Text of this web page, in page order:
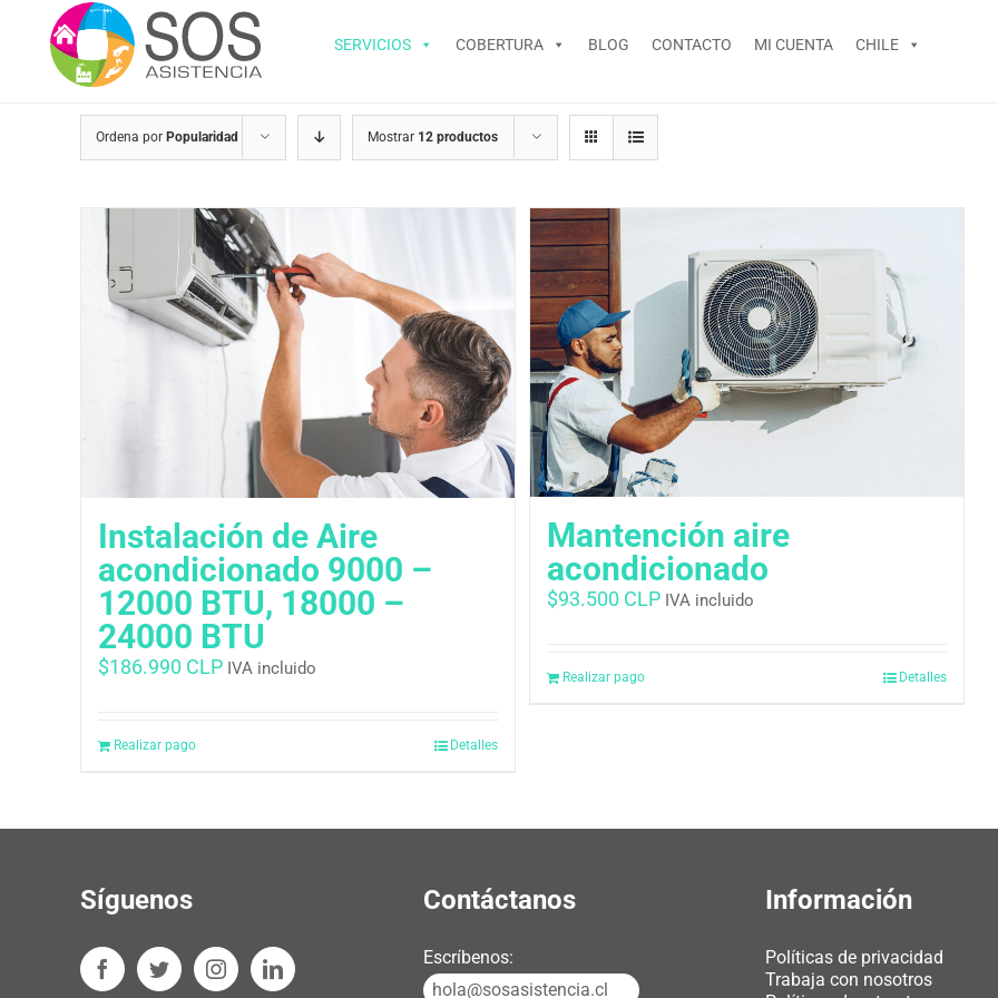
contenido
SERVICIOS COBERTURA BLOG CONTACTO MI CUENTA CHILE
Ordena por Popularidad Mostrar 12 productos
Instalación de Aire
acondicionado 9000 –
12000 BTU, 18000 –
24000 BTU
$186.990 CLP IVA incluido
Realizar pago Detalles
Mantención aire
acondicionado
$93.500 CLP IVA incluido
Realizar pago Detalles
Síguenos Contáctanos
Escríbenos:
hola@sosasistencia.cl
Información
Políticas de privacidad
Trabaja con nosotros